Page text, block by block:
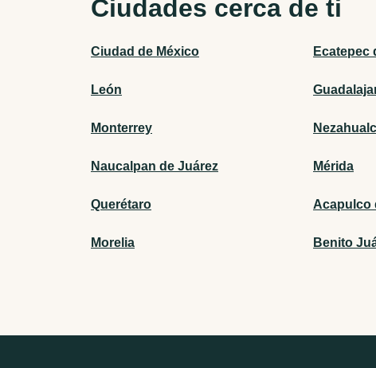
Ciudades cerca de ti
Ciudad de México Ecatepec
León
Monterrey
Naucalpan de Juárez Mérida
Querétaro Acapulco
Morelia Benito